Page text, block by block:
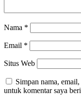
Nama *
Email *
Situs Web
Simpan nama,
untuk komentar saya